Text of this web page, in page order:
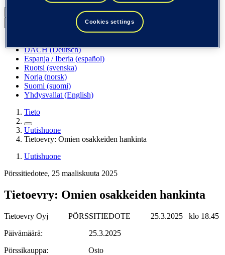
DACH (Deutsch)
Espanja / Iberia (español)
Ruotsi (svenska)
Norja (norsk)
Suomi (suomi)
Yhdysvallat (English)
Tieto
Uutishuone
Tietoevry: Omien osakkeiden hankinta
Uutishuone
Pörssitiedotee, 25 maaliskuuta 2025
Tietoevry: Omien osakkeiden hankinta
Tietoevry Oyj PÖRSSITIEDOTE 25.3.2025 klo 18.45
Päivämäärä: 25.3.2025
Pörssikauppa: Osto
Cookies settings